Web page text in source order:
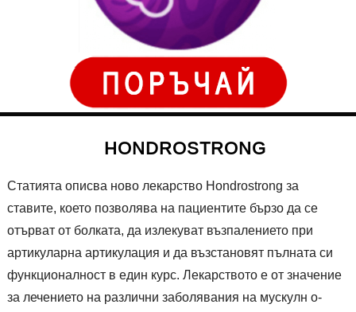
HONDROSTRONG
Статията описва ново лекарство Hondrostrong за
ставите, което позволява на пациентите бързо да се
отърват от болката, да излекуват възпалението при
артикуларна артикулация и да възстановят пълната си
функционалност в един курс. Лекарството е от значение
за лечението на различни заболявания на мускулн о-